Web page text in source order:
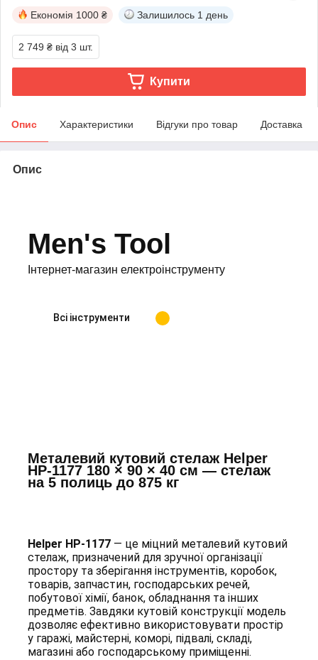
Економія 1000 ₴ Залишилось 1 день
2 749 ₴ від 3 шт.
Купити
Опис Характеристики Відгуки про товар Доставка
Опис
Men's Tool
Інтернет-магазин електроінструменту
Всі інструменти
Металевий кутовий стелаж Helper
HP-1177 180 × 90 × 40 см — стелаж
на 5 полиць до 875 кг
Helper HP-1177— це міцний металевий кутовий
стелаж, призначений для зручної організації
простору та зберігання інструментів, коробок,
товарів, запчастин, господарських речей,
побутової хімії, банок, обладнання та інших
предметів. Завдяки кутовій конструкції модель
дозволяє ефективно використовувати простір
у гаражі, майстерні, коморі, підвалі, складі,
магазині або господарському приміщенні.